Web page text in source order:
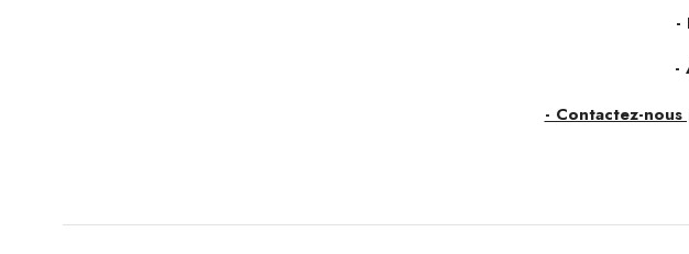
-
-
- Contactez-